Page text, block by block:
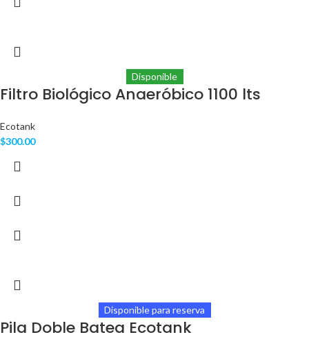
Disponible
Filtro Biológico Anaeróbico 1100 lts
Ecotank
$300.00
Disponible para reserva
Pila Doble Batea Ecotank